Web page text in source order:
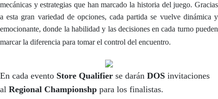
mecánicas y estrategias que han marcado la historia del juego. Gracias
a esta gran variedad de opciones, cada partida se vuelve dinámica y
emocionante, donde la habilidad y las decisiones en cada turno pueden
marcar la diferencia para tomar el control del encuentro.
En cada evento Store Qualifier se darán DOS invitaciones
al Regional Championshp para los finalistas.